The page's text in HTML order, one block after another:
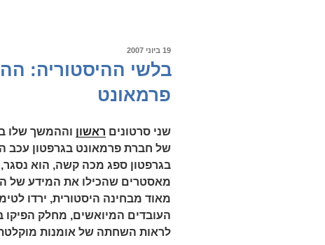
פורסם
19 ביוני 2007
בלשי ההיסטוריה:
פרמאונט
שני סרטונים ראשון וההמשך שלו
של חברת פרמאונט בגרפטון
בגרפטון ספג מכה קשה, הוא נסגר,
מאסטרים שהכילו את המידע של
מאוד מבחינה היסטורית, ירדו
העובדים המיואשים, מחלק הפיקו
לראות השחתה של אומנות